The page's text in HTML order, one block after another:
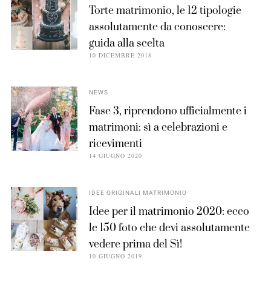
Torte matrimonio, le 12 tipologie
assolutamente da conoscere:
guida alla scelta
10 DICEMBRE 2018
NEWS
Fase 3, riprendono ufficialmente i
matrimoni: sì a celebrazioni e
ricevimenti
14 GIUGNO 2020
IDEE ORIGINALI MATRIMONIO
Idee per il matrimonio 2020: ecco
le 150 foto che devi assolutamente
vedere prima del Sì!
10 GIUGNO 2019